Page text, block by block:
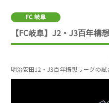
【FC岐阜】J2・J3百年構
明治安田J2・J3百年構想リーグの試